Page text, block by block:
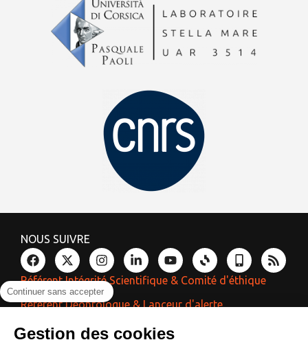
Continuer sans accepter
Gestion des cookies
NOUS SUIVRE
Référent Intégrité Scientifique & Comité d'éthique
Référent Déontologue & Lanceur d'alerte
Référent Laïcité & Égalité